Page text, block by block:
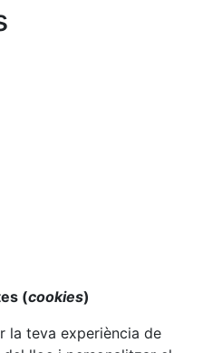
canal de Twitter
(cookies)
la teva experiència de